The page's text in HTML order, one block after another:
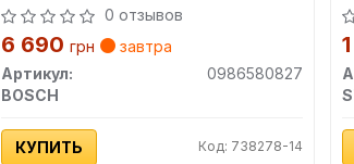
0 отзывов
6 690 грн
завтра
Артикул:
0986580827
BOSCH
КУПИТЬ Код: 738278-14